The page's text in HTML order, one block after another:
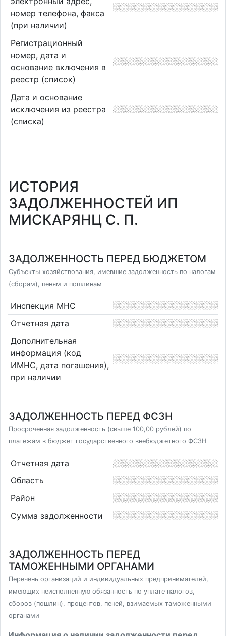
номер телефона, факса
(при наличии)
Регистрационный
номер, дата и
основание включения в
реестр (список)
Дата и основание
исключения из реестра
(списка)
ИСТОРИЯ
ЗАДОЛЖЕННОСТЕЙ ИП
МИСКАРЯНЦ С. П.
ЗАДОЛЖЕННОСТЬ ПЕРЕД БЮДЖЕТОМ
Субъекты хозяйствования, имевшие задолженность по налогам
(сборам), пеням и пошлинам
Инспекция МНС
Отчетная дата
Дополнительная
информация (код
ИМНС, дата погашения),
при наличии
ЗАДОЛЖЕННОСТЬ ПЕРЕД ФСЗН
Просроченная задолженность (свыше 100,00 рублей) по
платежам в бюджет государственного внебюджетного ФСЗН
Отчетная дата
Область
Район
Сумма задолженности
ЗАДОЛЖЕННОСТЬ ПЕРЕД
ТАМОЖЕННЫМИ ОРГАНАМИ
Перечень организаций и индивидуальных предпринимателей,
имеющих неисполненную обязанность по уплате налогов,
сборов (пошлин), процентов, пеней, взимаемых таможенными
органами